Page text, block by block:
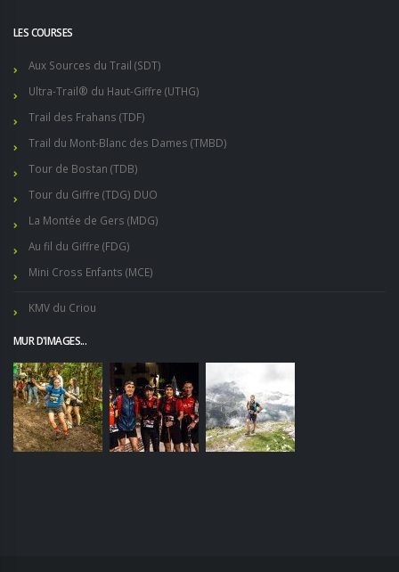
LES COURSES
Aux Sources du Trail (SDT)
Ultra-Trail® du Haut-Giffre (UTHG)
Trail des Frahans (TDF)
Trail du Mont-Blanc des Dames (TMBD)
Tour de Bostan (TDB)
Tour du Giffre (TDG) DUO
La Montée de Gers (MDG)
Au fil du Giffre (FDG)
Mini Cross Enfants (MCE)
KMV du Criou
MUR D'IMAGES...